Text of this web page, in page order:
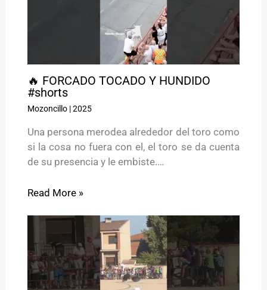
🔥 FORCADO TOCADO Y HUNDIDO
#shorts
Mozoncillo|2025
Una persona merodea alrededor del toro como
si la cosa no fuera con el, el toro se da cuenta
de su presencia y le embiste.…
Read More »